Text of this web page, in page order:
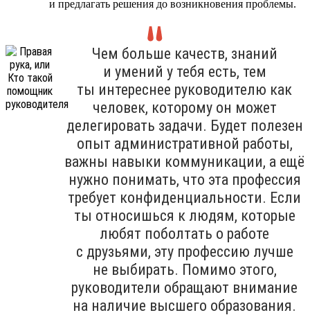
и предлагать решения до возникновения проблемы.
Чем больше качеств, знаний
и умений у тебя есть, тем
ты интереснее руководителю как
человек, которому он может
делегировать задачи. Будет полезен
опыт административной работы,
важны навыки коммуникации, а ещё
нужно понимать, что эта профессия
требует конфиденциальности. Если
ты относишься к людям, которые
любят поболтать о работе
с друзьями, эту профессию лучше
не выбирать. Помимо этого,
руководители обращают внимание
на наличие высшего образования.